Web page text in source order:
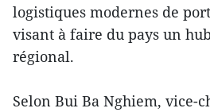
logistiques modernes de
visant à faire du pays un
régional.
Selon Bui Ba Nghiem, vice-